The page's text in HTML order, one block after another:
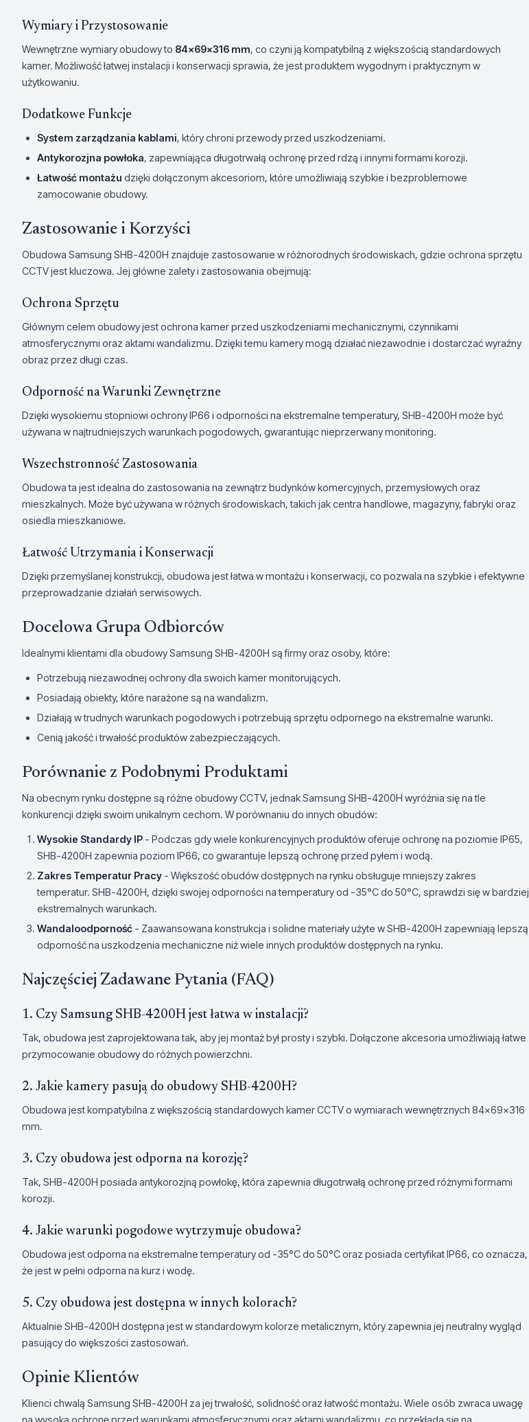
Wymiary i Przystosowanie
Wewnętrzne wymiary obudowy to 84x69x316 mm, co czyni ją kompatybilną z większością standardowych
kamer. Możliwość łatwej instalacji i konserwacji sprawia, że jest produktem wygodnym i praktycznym w
użytkowaniu.
Dodatkowe Funkcje
System zarządzania kablami, który chroni przewody przed uszkodzeniami.
Antykorozjna powłoka, zapewniająca długotrwałą ochronę przed rdzą i innymi formami korozji.
Łatwość montażu dzięki dołączonym akcesoriom, które umożliwiają szybkie i bezproblemowe
zamocowanie obudowy.
Zastosowanie i Korzyści
Obudowa Samsung SHB-4200H znajduje zastosowanie w różnorodnych środowiskach, gdzie ochrona sprzętu
CCTV jest kluczowa. Jej główne zalety i zastosowania obejmują:
Ochrona Sprzętu
Głównym celem obudowy jest ochrona kamer przed uszkodzeniami mechanicznymi, czynnikami
atmosferycznymi oraz aktami wandalizmu. Dzięki temu kamery mogą działać niezawodnie i dostarczać wyraźny
obraz przez długi czas.
Odporność na Warunki Zewnętrzne
Dzięki wysokiemu stopniowi ochrony IP66 i odporności na ekstremalne temperatury, SHB-4200H może być
używana w najtrudniejszych warunkach pogodowych, gwarantując nieprzerwany monitoring.
Wszechstronność Zastosowania
Obudowa ta jest idealna do zastosowania na zewnątrz budynków komercyjnych, przemysłowych oraz
mieszkalnych. Może być używana w różnych środowiskach, takich jak centra handlowe, magazyny, fabryki oraz
osiedla mieszkaniowe.
Łatwość Utrzymania i Konserwacji
Dzięki przemyślanej konstrukcji, obudowa jest łatwa w montażu i konserwacji, co pozwala na szybkie i efektywne
przeprowadzanie działań serwisowych.
Docelowa Grupa Odbiorców
Idealnymi klientami dla obudowy Samsung SHB-4200H są firmy oraz osoby, które:
Potrzebują niezawodnej ochrony dla swoich kamer monitorujących.
Posiadają obiekty, które narażone są na wandalizm.
Działają w trudnych warunkach pogodowych i potrzebują sprzętu odpornego na ekstremalne warunki.
Cenią jakość i trwałość produktów zabezpieczających.
Porównanie z Podobnymi Produktami
Na obecnym rynku dostępne są różne obudowy CCTV, jednak Samsung SHB-4200H wyróżnia się na tle
konkurencji dzięki swoim unikalnym cechom. W porównaniu do innych obudów:
Wysokie Standardy IP - Podczas gdy wiele konkurencyjnych produktów oferuje ochronę na poziomie IP65,
SHB-4200H zapewnia poziom IP66, co gwarantuje lepszą ochronę przed pyłem i wodą.
Zakres Temperatur Pracy - Większość obudów dostępnych na rynku obsługuje mniejszy zakres
temperatur. SHB-4200H, dzięki swojej odporności na temperatury od -35°C do 50°C, sprawdzi się w bardziej
ekstremalnych warunkach.
Wandaloodporność - Zaawansowana konstrukcja i solidne materiały użyte w SHB-4200H zapewniają lepszą
odporność na uszkodzenia mechaniczne niż wiele innych produktów dostępnych na rynku.
Najczęściej Zadawane Pytania (FAQ)
1. Czy Samsung SHB-4200H jest łatwa w instalacji?
Tak, obudowa jest zaprojektowana tak, aby jej montaż był prosty i szybki. Dołączone akcesoria umożliwiają łatwe
przymocowanie obudowy do różnych powierzchni.
2. Jakie kamery pasują do obudowy SHB-4200H?
Obudowa jest kompatybilna z większością standardowych kamer CCTV o wymiarach wewnętrznych 84x69x316
mm.
3. Czy obudowa jest odporna na korozję?
Tak, SHB-4200H posiada antykorozjną powłokę, która zapewnia długotrwałą ochronę przed różnymi formami
korozji.
4. Jakie warunki pogodowe wytrzymuje obudowa?
Obudowa jest odporna na ekstremalne temperatury od -35°C do 50°C oraz posiada certyfikat IP66, co oznacza,
że jest w pełni odporna na kurz i wodę.
5. Czy obudowa jest dostępna w innych kolorach?
Aktualnie SHB-4200H dostępna jest w standardowym kolorze metalicznym, który zapewnia jej neutralny wygląd
pasujący do większości zastosowań.
Opinie Klientów
Klienci chwalą Samsung SHB-4200H za jej trwałość, solidność oraz łatwość montażu. Wiele osób zwraca uwagę
na wysoką ochronę przed warunkami atmosferycznymi oraz aktami wandalizmu, co przekłada się na